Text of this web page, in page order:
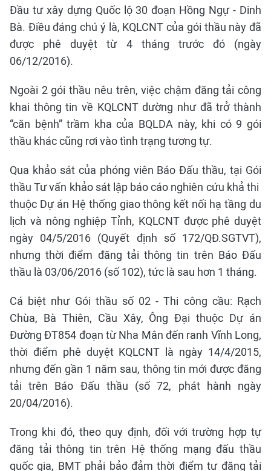
Đầu tư xây dựng Quốc lộ 30 đoạn Hồng Ngự - Dinh
Bà. Điều đáng chú ý là, KQLCNT của gói thầu này đã
được phê duyệt từ 4 tháng trước đó (ngày
06/12/2016).
Ngoài 2 gói thầu nêu trên, việc chậm đăng tải công
khai thông tin về KQLCNT dường như đã trở thành
“căn bệnh” trầm kha của BQLDA này, khi có 9 gói
thầu khác cũng rơi vào tình trạng tương tự.
Qua khảo sát của phóng viên Báo Đấu thầu, tại Gói
thầu Tư vấn khảo sát lập báo cáo nghiên cứu khả thi
thuộc Dự án Hệ thống giao thông kết nối hạ tầng du
lịch và nông nghiệp Tỉnh, KQLCNT được phê duyệt
ngày 04/5/2016 (Quyết định số 172/QĐ.SGTVT),
nhưng thời điểm đăng tải thông tin trên Báo Đấu
thầu là 03/06/2016 (số 102), tức là sau hơn 1 tháng.
Cá biệt như Gói thầu số 02 - Thi công cầu: Rạch
Chùa, Bà Thiên, Cầu Xây, Ông Đại thuộc Dự án
Đường ĐT854 đoạn từ Nha Mân đến ranh Vĩnh Long,
thời điểm phê duyệt KQLCNT là ngày 14/4/2015,
nhưng đến gần 1 năm sau, thông tin mới được đăng
tải trên Báo Đấu thầu (số 72, phát hành ngày
20/04/2016).
Trong khi đó, theo quy định, đối với trường hợp tự
đăng tải thông tin trên Hệ thống mạng đấu thầu
quốc gia, BMT phải bảo đảm thời điểm tự đăng tải